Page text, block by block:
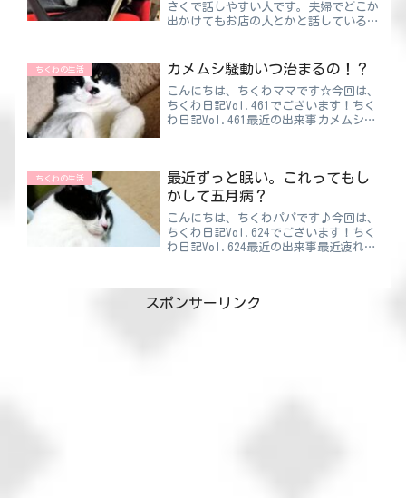
さくで話しやすい人です。夫婦でどこか
出かけてもお店の人とかと話しているの
んと世間話をしているそうです（サボり
では？）ちくわパパパパは...
ちくわの生活 カメムシ騒動いつ治まるの！？
こんにちは、ちくわママです☆今回は、
ちくわ日記Vol.461でございます！ちく
わ日記Vol.461最近の出来事カメムシ大
室内に侵入して...
ちくわの生活
最近ずっと眠い。これってもし
かして五月病？
こんにちは、ちくわパパです♪今回は、
ちくわ日記Vol.624でございます！ちく
わ日記Vol.624最近の出来事最近疲れが
なることってあんまりなかったんですけ
ど、最近ふと...
スポンサーリンク